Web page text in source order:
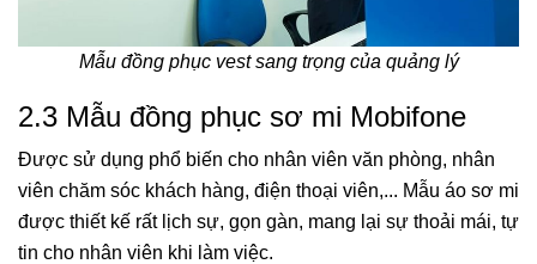
Mẫu đồng phục vest sang trọng của quảng lý
2.3 Mẫu đồng phục sơ mi Mobifone
Được sử dụng phổ biến cho nhân viên văn phòng, nhân
viên chăm sóc khách hàng, điện thoại viên,... Mẫu áo sơ mi
được thiết kế rất lịch sự, gọn gàn, mang lại sự thoải mái, tự
tin cho nhân viên khi làm việc.